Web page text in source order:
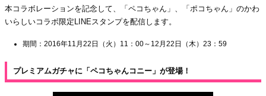
本コラボレーションを記念して、「ペコちゃん」、「ポコちゃん」のかわ
いらしいコラボ限定LINEスタンプを配信します。
期間：2016年11月22日（火）11：00～12月22日（木）23：59
プレミアムガチャに「ペコちゃんコニー」が登場！